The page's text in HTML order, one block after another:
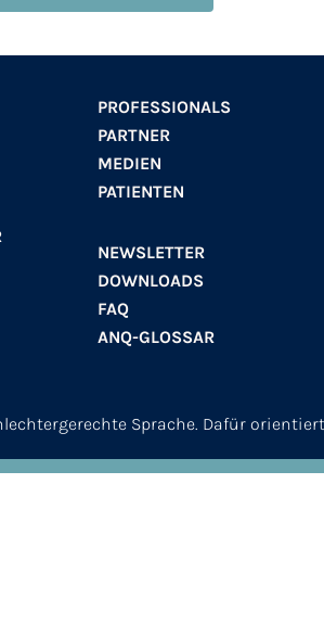
PROFESSIONALS
PARTNER
MEDIEN
PATIENTEN
NEWSLETTER
DOWNLOADS
FAQ
ANQ-GLOSSAR
Sprache. Dafür